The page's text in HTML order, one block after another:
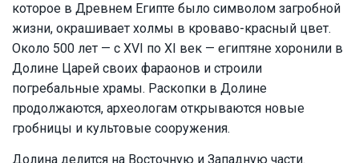
которое в Древнем Египте было символом загробной
жизни, окрашивает холмы в кроваво-красный цвет.
Около 500 лет — с XVI по XI век — египтяне хоронили в
Долине Царей своих фараонов и строили
погребальные храмы. Раскопки в Долине
продолжаются, археологам открываются новые
гробницы и культовые сооружения.
Долина делится на Восточную и Западную части.